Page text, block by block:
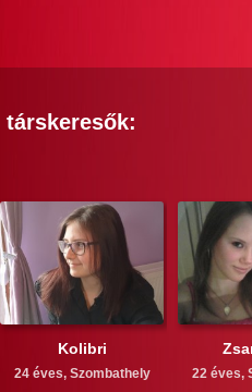
társkeresők:
Kolibri
24 éves, Szombathely 22 éves,